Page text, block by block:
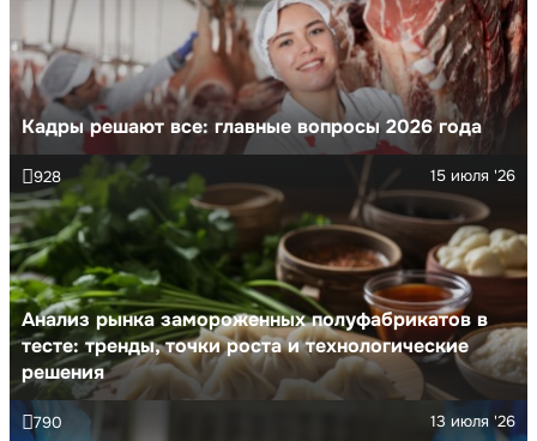
Кадры решают все: главные вопросы 2026 года
Анализ рынка замороженных полуфабрикатов в
тесте: тренды, точки роста и технологические
решения
15 июля '26
928
13 июля '26
790